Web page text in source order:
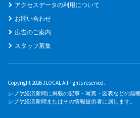
アクセスデータの利用について
お問い合わせ
広告のご案内
スタッフ募集
Copyright 2026 JLOCAL All rights reserved.
シブヤ経済新聞に掲載の記事・写真・図表などの無
シブヤ経済新聞またはその情報提供者に属します。